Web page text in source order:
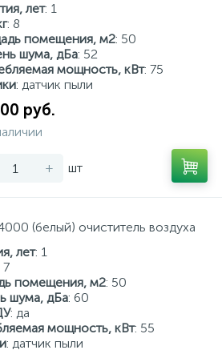
лет: 1
: 8
помещения, м2: 50
шума, дБа: 52
мощность, кВт: 75
: датчик пыли
руб.
+ шт
(белый) очиститель воздуха
лет: 1
7
помещения, м2: 50
шума, дБа: 60
: да
мощность, кВт: 55
: датчик пыли